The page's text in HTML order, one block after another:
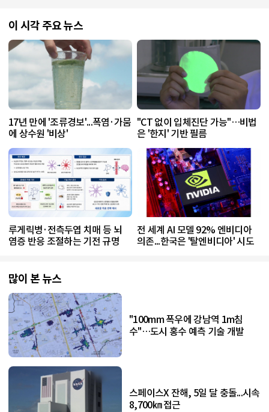
이 시각 주요 뉴스
17년 만에 '조류경보'...폭염·가뭄
에 상수원 '비상'
"CT 없이 입체진단 가능"…비법
은 '한지' 기반 필름
루게릭병·전측두엽 치매 등 뇌
염증 반응 조절하는 기전 규명
전 세계 AI 모델 92% 엔비디아
의존...한국은 '탈엔비디아' 시도
많이 본 뉴스
"100mm 폭우에 강남역 1m침
수"…도시 홍수 예측 기술 개발
스페이스X 잔해, 5일 달 충돌...시속
8,700㎞ 접근